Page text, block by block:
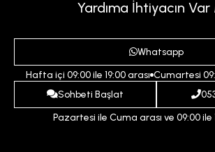
Gizlilik ve Güvenlik Politikası
Ödeme ve Teslimat Koşulları
İptal ve İade Koşulları
İndirim
Yardıma İhtiyacın Var
Whatsapp
Hafta içi 09:00 ile 19:00 arası Cumartesi
Sohbeti Başlat
Pazartesi ile Cuma arası ve 09:00 ile